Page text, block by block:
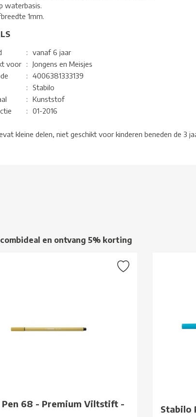
waterbasis.
1mm.
:
vanaf 6 jaar
voor
:
Jongens en Meisjes
:
4006381333139
:
Stabilo
:
Kunststof
: 01-2016
kleine delen, niet geschikt voor kinderen beneden de 3
en ontvang 5% korting
Pen 68 - Premium Viltstift -
Stabilo